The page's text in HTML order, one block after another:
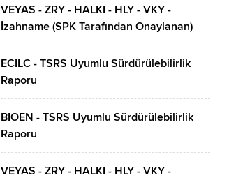
VEYAS - ZRY - HALKI - HLY - VKY -
İzahname (SPK Tarafından Onaylanan)
ECILC - TSRS Uyumlu Sürdürülebilirlik
Raporu
BIOEN - TSRS Uyumlu Sürdürülebilirlik
Raporu
VEYAS - ZRY - HALKI - HLY - VKY -